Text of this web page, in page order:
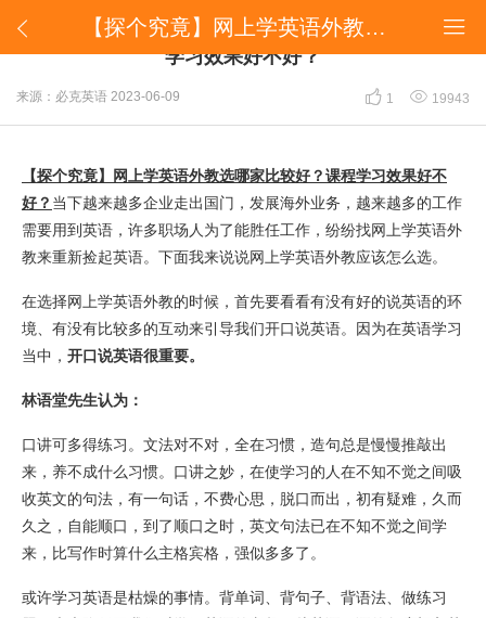
 
【探个究竟】网上学英语外教选哪家比较好？课程学习效果好不好？
【探个究竟】网上学英语外教选哪家比较好？课程
学习效果好不好？
来源：必克英语 2023-06-09  1  19943
【探个究竟】网上学英语外教选哪家比较好？课程学习效果好不
好？ 当下越来越多企业走出国门，发展海外业务，越来越多的工作
需要用到英语，许多职场人为了能胜任工作，纷纷找网上学英语外
教来重新捡起英语。下面我来说说网上学英语外教应该怎么选。
在选择网上学英语外教的时候，首先要看看有没有好的说英语的环
境、有没有比较多的互动来引导我们开口说英语。因为在英语学习
当中， 开口说英语很重要。
林语堂先生认为：
口讲可多得练习。文法对不对，全在习惯，造句总是慢慢推敲出
来，养不成什么习惯。口讲之妙，在使学习的人在不知不觉之间吸
收英文的句法，有一句话，不费心思，脱口而出，初有疑难，久而
久之，自能顺口，到了顺口之时，英文句法已在不知不觉之间学
来，比写作时算什么主格宾格，强似多多了。
或许学习英语是枯燥的事情。背单词、背句子、背语法、做练习